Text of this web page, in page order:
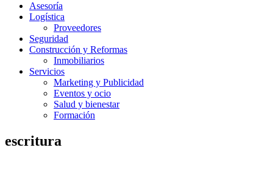
Asesoría
Logística
Proveedores
Seguridad
Construcción y Reformas
Inmobiliarios
Servicios
Marketing y Publicidad
Eventos y ocio
Salud y bienestar
Formación
escritura